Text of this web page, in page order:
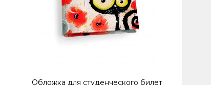
Обложка для студенческого билет